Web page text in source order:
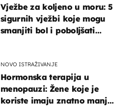
Vježbe za koljeno u moru: 5
sigurnih vježbi koje mogu
smanjiti bol i poboljšati
NOVO ISTRAŽIVANJE
Hormonska terapija u
menopauzi: Žene koje je
koriste imaju znatno manji